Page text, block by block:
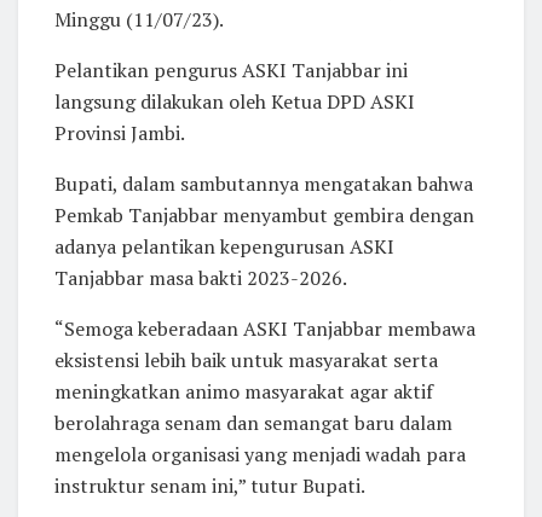
Minggu (11/07/23).
Pelantikan pengurus ASKI Tanjabbar ini
langsung dilakukan oleh Ketua DPD ASKI
Provinsi Jambi.
Bupati, dalam sambutannya mengatakan bahwa
Pemkab Tanjabbar menyambut gembira dengan
adanya pelantikan kepengurusan ASKI
Tanjabbar masa bakti 2023-2026.
“Semoga keberadaan ASKI Tanjabbar membawa
eksistensi lebih baik untuk masyarakat serta
meningkatkan animo masyarakat agar aktif
berolahraga senam dan semangat baru dalam
mengelola organisasi yang menjadi wadah para
instruktur senam ini,” tutur Bupati.